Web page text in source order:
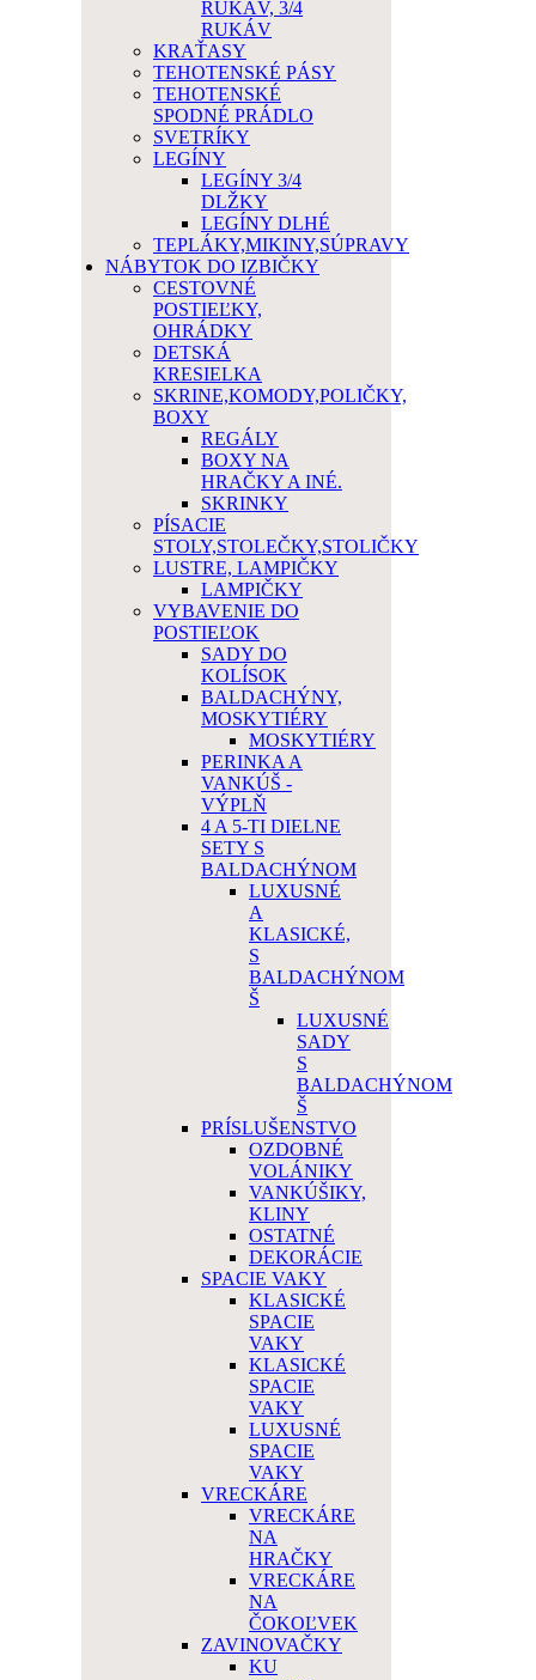
RUKÁV, 3/4
RUKÁV
KRAŤASY
TEHOTENSKÉ PÁSY
TEHOTENSKÉ
SPODNÉ PRÁDLO
SVETRÍKY
LEGÍNY
LEGÍNY 3/4
DLŽKY
LEGÍNY DLHÉ
TEPLÁKY,MIKINY,SÚPRAVY
NÁBYTOK DO IZBIČKY
CESTOVNÉ
POSTIEĽKY,
OHRÁDKY
DETSKÁ
KRESIELKA
SKRINE,KOMODY,POLIČKY,
BOXY
REGÁLY
BOXY NA
HRAČKY A INÉ.
SKRINKY
PÍSACIE
STOLY,STOLEČKY,STOLIČKY
LUSTRE, LAMPIČKY
LAMPIČKY
VYBAVENIE DO
POSTIEĽOK
SADY DO
KOLÍSOK
BALDACHÝNY,
MOSKYTIÉRY
MOSKYTIÉRY
PERINKA A
VANKÚŠ -
VÝPLŇ
4 A 5-TI DIELNE
SETY S
BALDACHÝNOM
LUXUSNÉ
A
KLASICKÉ,
S
BALDACHÝNOM
Š
LUXUSNÉ
SADY
S
BALDACHÝNOM
Š
PRÍSLUŠENSTVO
OZDOBNÉ
VOLÁNIKY
VANKÚŠIKY,
KLINY
OSTATNÉ
DEKORÁCIE
SPACIE VAKY
KLASICKÉ
SPACIE
VAKY
KLASICKÉ
SPACIE
VAKY
LUXUSNÉ
SPACIE
VAKY
VRECKÁRE
VRECKÁRE
NA
HRAČKY
VRECKÁRE
NA
ČOKOĽVEK
ZAVINOVAČKY
KU